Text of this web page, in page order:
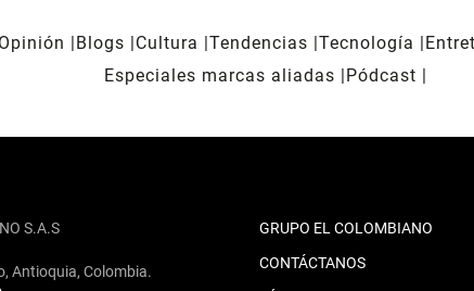
Opinión Blogs Cultura Tendencias Tecnología
Especiales marcas aliadas
Pódcast
S.A.S
Antioquia, Colombia.
GRUPO EL COLOMBIANO
CONTÁCTANOS